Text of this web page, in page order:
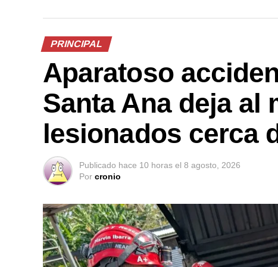
PRINCIPAL
Aparatoso
Santa Ana deja al
lesionados cerca
Publicado hace 10 horas el 8 agosto, 2026
Por cronio